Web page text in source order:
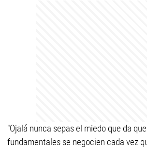
"Ojalá nunca sepas el miedo que da
fundamentales se negocien cada vez